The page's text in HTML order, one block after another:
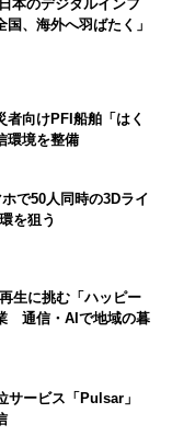
本のデジタルインフ
、海外へ羽ばたく」
者向けPFI船舶「はく
環境を整備
で50人同時の3Dライ
を狙う
生に挑む「ハッピー
通信・AIで地域の暮
サービス「Pulsar」